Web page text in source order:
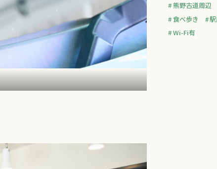
熊野古道周辺
食べ歩き
Wi-Fi有